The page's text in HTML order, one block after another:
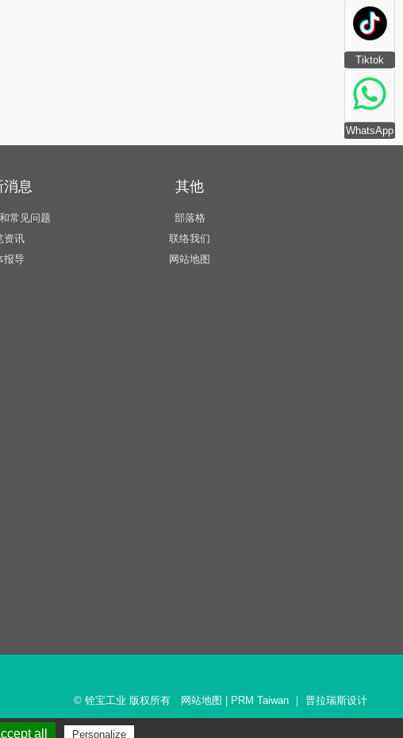
Tiktok
WhatsApp
消息
常见问题
资讯
报导
其他
部落格
联络我们
网站地图
© 铨宝工业 版权所有 网站地图 PRM Taiwan ｜普拉瑞斯设计
all Personalize